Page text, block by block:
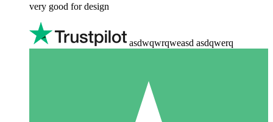
very good for design
asdwqwrqweasd asdqwerq